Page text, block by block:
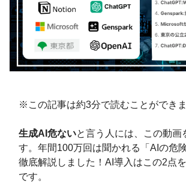
※この記事は約3分で読むことができま
生成AI危ないと言う人には、この動画
す。年間100万回は聞かれる「AIの危
徹底解説しました！AI導入はこの2点
です。